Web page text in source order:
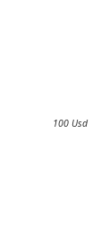
100 Usd